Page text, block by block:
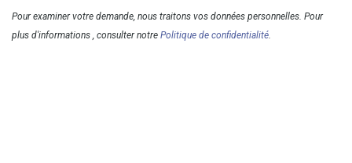
Pour examiner votre demande, nous traitons vos données personnelles. Pour
plus d'informations , consulter notre Politique de confidentialité.